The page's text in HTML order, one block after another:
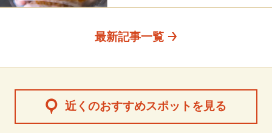
最新記事一覧
近くのおすすめスポットを見る